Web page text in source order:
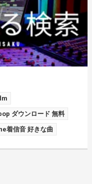
ダウンロード 無料
着信音 好きな曲